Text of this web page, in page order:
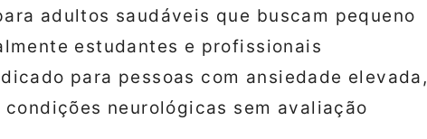
adultos saudáveis que buscam pequeno
estudantes e profissionais
para pessoas com ansiedade elevada,
neurológicas sem avaliação